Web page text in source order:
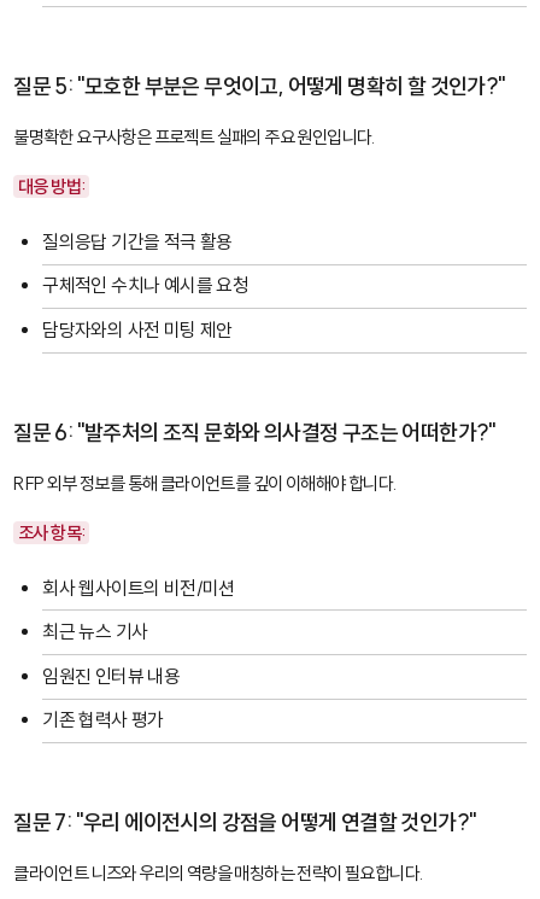
질문 5: "모호한 부분은 무엇이고, 어떻게 명확히 할 것인가?"
불명확한 요구사항은 프로젝트 실패의 주요 원인입니다.
대응 방법:
질의응답 기간을 적극 활용
구체적인 수치나 예시를 요청
담당자와의 사전 미팅 제안
질문 6: "발주처의 조직 문화와 의사결정 구조는 어떠한가?"
RFP 외부 정보를 통해 클라이언트를 깊이 이해해야 합니다.
조사 항목:
회사 웹사이트의 비전/미션
최근 뉴스 기사
임원진 인터뷰 내용
기존 협력사 평가
질문 7: "우리 에이전시의 강점을 어떻게 연결할 것인가?"
클라이언트 니즈와 우리의 역량을 매칭하는 전략이 필요합니다.